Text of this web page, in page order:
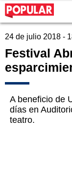
24 de julio 2018 -
Festival
A beneficio de
días en
teatro.